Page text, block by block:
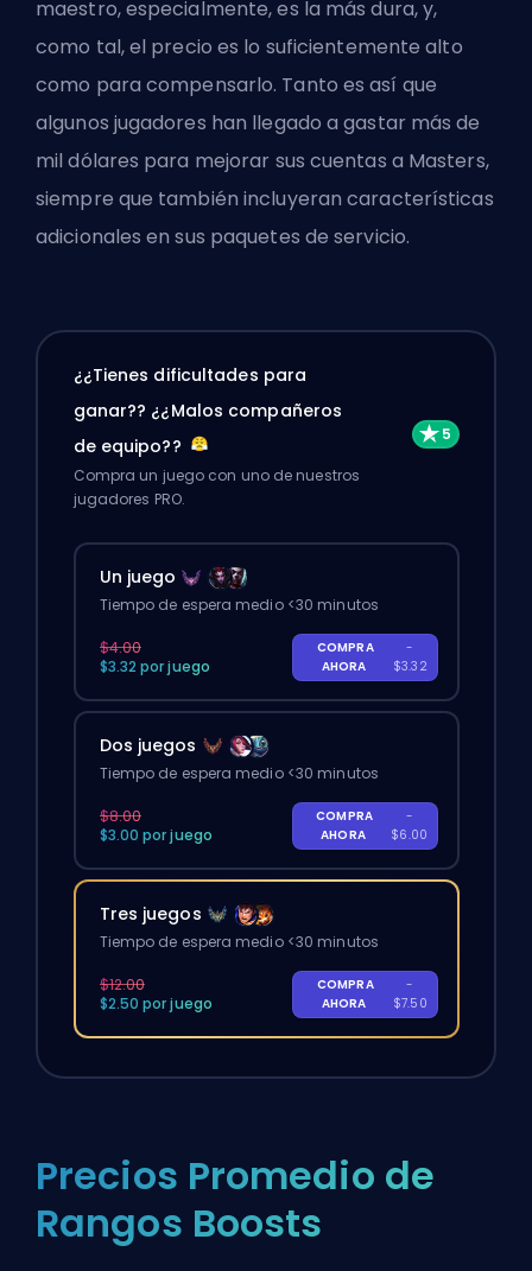
maestro, especialmente, es la más dura, y,
como tal, el precio es lo suficientemente alto
como para compensarlo. Tanto es así que
algunos jugadores han llegado a gastar más de
mil dólares para mejorar sus cuentas a Masters,
siempre que también incluyeran características
adicionales en sus paquetes de servicio.
¿¿Tienes dificultades para
ganar?? ¿¿Malos compañeros
de equipo??
Compra un juego con uno de nuestros
jugadores PRO.
Un juego
Tiempo de espera medio <30 minutos
$4.00
$3.32 por juego
COMPRA
AHORA
-
$3.32
Dos juegos
Tiempo de espera medio <30 minutos
$8.00
$3.00 por juego
COMPRA
AHORA
-
$6.00
Tres juegos
Tiempo de espera medio <30 minutos
$12.00
$2.50 por juego
COMPRA
AHORA
-
$7.50
Precios Promedio de
Rangos Boosts